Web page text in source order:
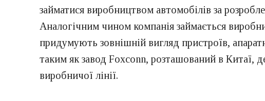
займатися виробництвом автомобілів за
Аналогічним чином компанія займається
придумують зовнішній вигляд пристроїв,
таким як завод Foxconn, розташований в Китаї,
виробничої лінії.